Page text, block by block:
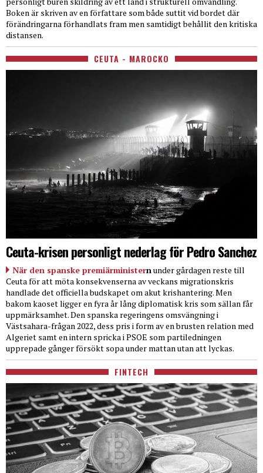
Boken är skriven av en författare som både suttit vid bordet där
förändringarna förhandlats fram men samtidigt behållit den kritiska
distansen.
CEUTA - MAROCKO
Ceuta-krisen personligt nederlag för Pedro Sanchez
När den spanske premiärministernunder gårdagen reste till
Ceuta för att möta konsekvenserna av veckans migrationskris
handlade det officiella budskapet om akut krishantering. Men
bakom kaoset ligger en fyra år lång diplomatisk kris som sällan får
uppmärksamhet. Den spanska regeringens omsvängning i
Västsahara-frågan 2022, dess pris i form av en brusten relation med
Algeriet samt en intern spricka i PSOE som partiledningen
upprepade gånger försökt sopa under mattan utan att lyckas.
FINTECH